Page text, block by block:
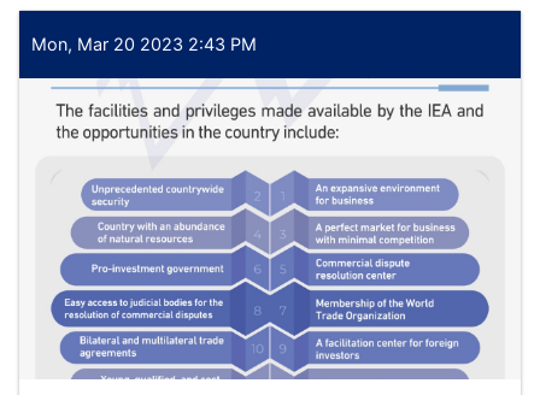
اعطای
قرارداد
تدارک
فلترباب،
روغنیات،
و
تایر
وسایط
مورد
نیاز
وزارت
اقتصاد
Mon, Mar 20 2023 2:43 PM